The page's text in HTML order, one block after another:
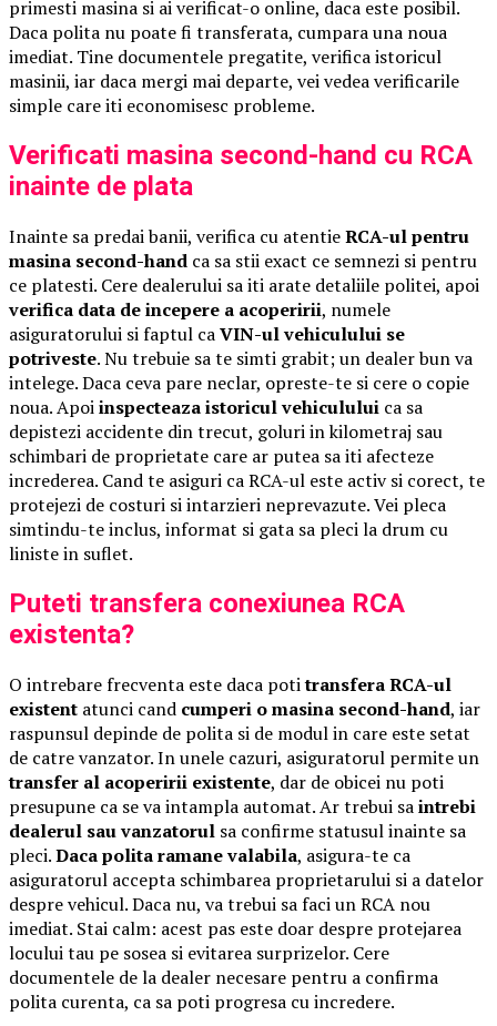
primesti masina si ai verificat-o online, daca este posibil.
Daca polita nu poate fi transferata, cumpara una noua
imediat. Tine documentele pregatite, verifica istoricul
masinii, iar daca mergi mai departe, vei vedea verificarile
simple care iti economisesc probleme.
Verificati masina second-hand cu RCA
inainte de plata
Inainte sa predai banii, verifica cu atentieRCA-ul pentru
masina second-hand ca sa stii exact ce semnezi si pentru
ce platesti. Cere dealerului sa iti arate detaliile politei, apoi
verifica data de incepere a acoperirii, numele
asiguratorului si faptul caVIN-ul vehiculului se
potriveste. Nu trebuie sa te simti grabit; un dealer bun va
intelege. Daca ceva pare neclar, opreste-te si cere o copie
noua. Apoiinspecteaza istoricul vehiculului ca sa
depistezi accidente din trecut, goluri in kilometraj sau
schimbari de proprietate care ar putea sa iti afecteze
increderea. Cand te asiguri ca RCA-ul este activ si corect, te
protejezi de costuri si intarzieri neprevazute. Vei pleca
simtindu-te inclus, informat si gata sa pleci la drum cu
liniste in suflet.
Puteti transfera conexiunea RCA
existenta?
O intrebare frecventa este daca potitransfera RCA-ul
existent atunci cand cumperi o masina second-hand, iar
raspunsul depinde de polita si de modul in care este setat
de catre vanzator. In unele cazuri, asiguratorul permite un
transfer al acoperirii existente, dar de obicei nu poti
presupune ca se va intampla automat. Ar trebui saintrebi
dealerul sau vanzatorul sa confirme statusul inainte sa
pleci.Daca polita ramane valabila, asigura-te ca
asiguratorul accepta schimbarea proprietarului si a datelor
despre vehicul. Daca nu, va trebui sa faci un RCA nou
imediat. Stai calm: acest pas este doar despre protejarea
locului tau pe sosea si evitarea surprizelor. Cere
documentele de la dealer necesare pentru a confirma
polita curenta, ca sa poti progresa cu incredere.